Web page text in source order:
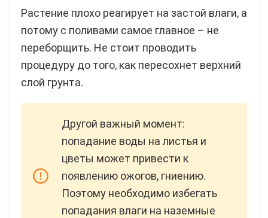
Растение плохо реагирует на застой влаги, а
потому с поливами самое главное – не
переборщить. Не стоит проводить
процедуру до того, как пересохнет верхний
слой грунта.
Другой важный момент:
попадание воды на листья и
цветы может привести к
появлению ожогов, гниению.
Поэтому необходимо избегать
попадания влаги на наземные